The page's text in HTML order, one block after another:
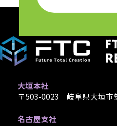
大垣本社
〒503-0023 岐阜県大垣市
名古屋支社